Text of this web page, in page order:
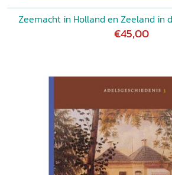
Zeemacht in Holland en Zeeland in
€45,00